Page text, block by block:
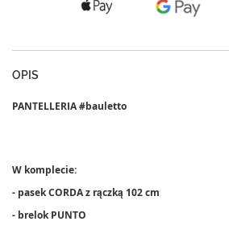
OPIS
PANTELLERIA #bauletto
W komplecie:
- pasek CORDA z rączką 102 cm
- brelok PUNTO